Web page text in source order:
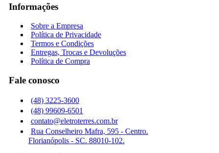
Informações
Sobre a Empresa
Política de Privacidade
Termos e Condições
Entregas, Trocas e Devoluções
Política de Compra
Fale conosco
(48) 3225-3600
(48) 99609-6501
contato@eletroterres.com.br
Rua Conselheiro Mafra, 595 - Centro.
Florianópolis - SC. 88010-102.